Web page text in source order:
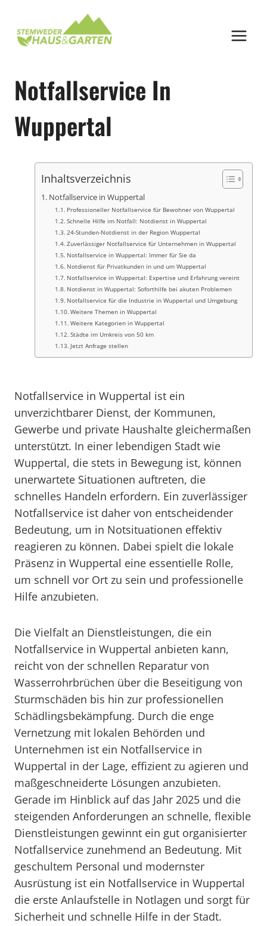
springen
Notfallservice In
Wuppertal
Inhaltsverzeichnis
Notfallservice in Wuppertal
Professioneller Notfallservice für Bewohner von Wuppertal
Schnelle Hilfe im Notfall: Notdienst in Wuppertal
24-Stunden-Notdienst in der Region Wuppertal
Zuverlässiger Notfallservice für Unternehmen in Wuppertal
Notfallservice in Wuppertal: Immer für Sie da
Notdienst für Privatkunden in und um Wuppertal
Notfallservice in Wuppertal: Expertise und Erfahrung vereint
Notdienst in Wuppertal: Soforthilfe bei akuten Problemen
Notfallservice für die Industrie in Wuppertal und Umgebung
Weitere Themen in Wuppertal
Weitere Kategorien in Wuppertal
Städte im Umkreis von 50 km
Jetzt Anfrage stellen
Notfallservice in Wuppertal ist ein
unverzichtbarer Dienst, der Kommunen,
Gewerbe und private Haushalte gleichermaßen
unterstützt. In einer lebendigen Stadt wie
Wuppertal, die stets in Bewegung ist, können
unerwartete Situationen auftreten, die
schnelles Handeln erfordern. Ein zuverlässiger
Notfallservice ist daher von entscheidender
Bedeutung, um in Notsituationen effektiv
reagieren zu können. Dabei spielt die lokale
Präsenz in Wuppertal eine essentielle Rolle,
um schnell vor Ort zu sein und professionelle
Hilfe anzubieten.
Die Vielfalt an Dienstleistungen, die ein
Notfallservice in Wuppertal anbieten kann,
reicht von der schnellen Reparatur von
Wasserrohrbrüchen über die Beseitigung von
Sturmschäden bis hin zur professionellen
Schädlingsbekämpfung. Durch die enge
Vernetzung mit lokalen Behörden und
Unternehmen ist ein Notfallservice in
Wuppertal in der Lage, effizient zu agieren und
maßgeschneiderte Lösungen anzubieten.
Gerade im Hinblick auf das Jahr 2025 und die
steigenden Anforderungen an schnelle, flexible
Dienstleistungen gewinnt ein gut organisierter
Notfallservice zunehmend an Bedeutung. Mit
geschultem Personal und modernster
Ausrüstung ist ein Notfallservice in Wuppertal
die erste Anlaufstelle in Notlagen und sorgt für
Sicherheit und schnelle Hilfe in der Stadt.